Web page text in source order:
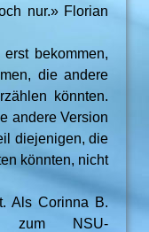
nur.» Florian
bekommen,
die andere
könnten.
andere Version
diejenigen, die
könnten, nicht
Als Corinna B.
NSU-